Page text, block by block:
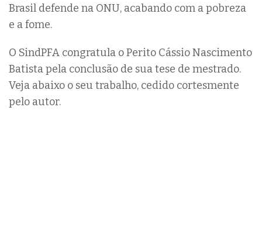
Brasil defende na ONU, acabando com a pobreza
e a fome.
O SindPFA congratula o Perito Cássio Nascimento
Batista pela conclusão de sua tese de mestrado.
Veja abaixo o seu trabalho, cedido cortesmente
pelo autor.